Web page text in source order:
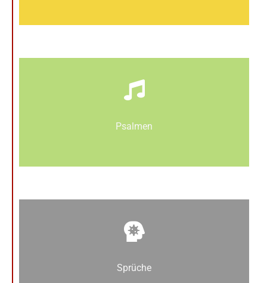
Psalmen
Sprüche